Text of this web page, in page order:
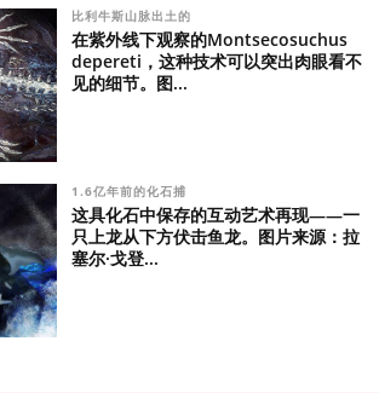
比利牛斯山脉出土的
在紫外线下观察的Montsecosuchus
depereti，这种技术可以突出肉眼看不
见的细节。图...
1.6亿年前的化石捕
这具化石中保存的互动艺术再现——一
只上龙从下方伏击鱼龙。图片来源：拉
塞尔·戈登...